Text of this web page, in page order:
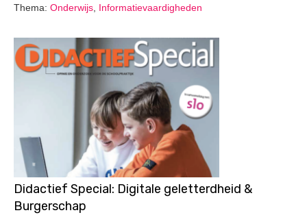
Thema: Onderwijs, Informatievaardigheden
Didactief Special: Digitale geletterdheid &
Burgerschap